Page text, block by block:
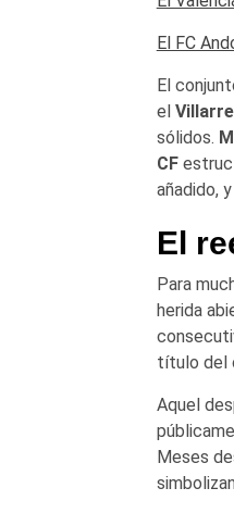
El FC
El
el
sólidos.
CF
añadido,
El
Para
herida
título del
Aquel
Meses